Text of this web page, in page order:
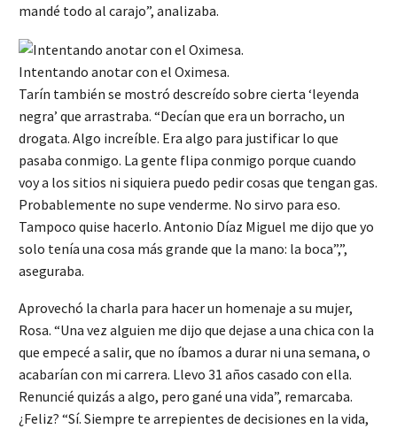
mandé todo al carajo”, analizaba.
Intentando anotar con el Oximesa.
Tarín también se mostró descreído sobre cierta ‘leyenda
negra’ que arrastraba. “Decían que era un borracho, un
drogata. Algo increíble. Era algo para justificar lo que
pasaba conmigo. La gente flipa conmigo porque cuando
voy a los sitios ni siquiera puedo pedir cosas que tengan gas.
Probablemente no supe venderme. No sirvo para eso.
Tampoco quise hacerlo. Antonio Díaz Miguel me dijo que yo
solo tenía una cosa más grande que la mano: la boca”,”,
aseguraba.
Aprovechó la charla para hacer un homenaje a su mujer,
Rosa. “Una vez alguien me dijo que dejase a una chica con la
que empecé a salir, que no íbamos a durar ni una semana, o
acabarían con mi carrera. Llevo 31 años casado con ella.
Renuncié quizás a algo, pero gané una vida”, remarcaba.
¿Feliz? “Sí. Siempre te arrepientes de decisiones en la vida,